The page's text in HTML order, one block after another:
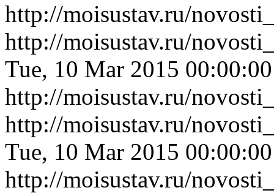
http://moisustav.ru/
http://moisustav.ru/
Tue, 10 Mar 2015
http://moisustav.ru/
http://moisustav.ru/
Tue, 10 Mar 2015
http://moisustav.ru/